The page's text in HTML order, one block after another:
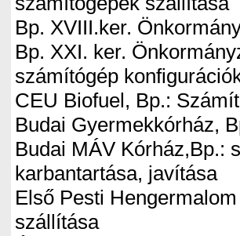
Bp. XVIII.ker.
Bp. XXI. ker.
számítógép
CEU Biofuel, Bp.:
Budai Gyermekkórház,
Budai MÁV Kórház,Bp.:
karbantartása, javítása
Első Pesti
szállítása